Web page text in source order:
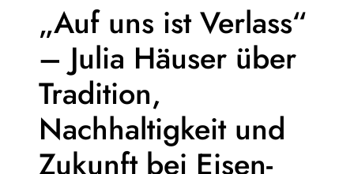
„Auf uns ist Verlass“
– Julia Häuser über
Tradition,
Nachhaltigkeit und
Zukunft bei Eisen-